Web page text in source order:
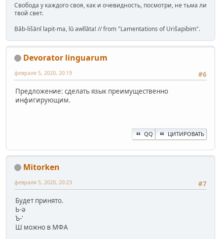
Свобода у каждого своя, как и очевидность, посмотри, не тьма ли
твой свет.
Bāb-lišānī lapit-ma, lū awīlāta! // from "Lamentations of Urišapibim".
Devorator linguarum
#6
февраля 5, 2020, 20:19
Предложение: сделать язык преимущественно
инфигирующим.
QQ ЦИТИРОВАТЬ
Mitorken
#7
февраля 5, 2020, 20:23
Будет принято.
Ь-ә
Ъ-'
Ш можно в МФА